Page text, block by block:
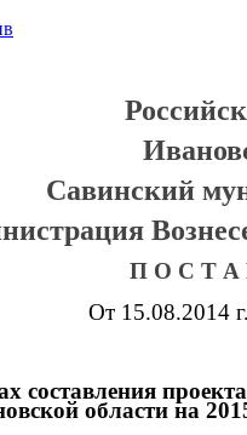
Савинский
П О С Т А
От 15.08.2014
области на